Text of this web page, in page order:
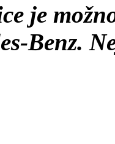
je
Benz.